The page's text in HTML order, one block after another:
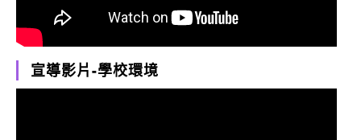
宣導影片-學校環境